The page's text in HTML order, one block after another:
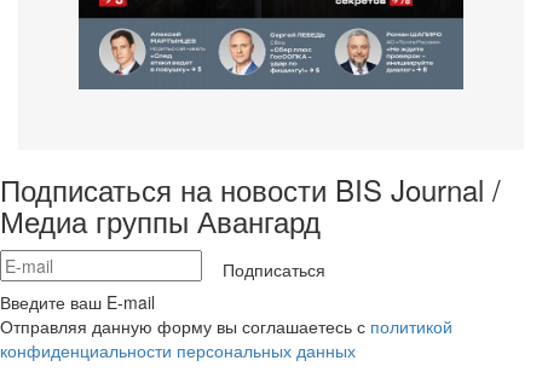
Подписаться на новости BIS Journal /
Медиа группы Авангард
Подписаться
Введите ваш E-mail
Отправляя данную форму вы соглашаетесь с политикой
конфиденциальности персональных данных